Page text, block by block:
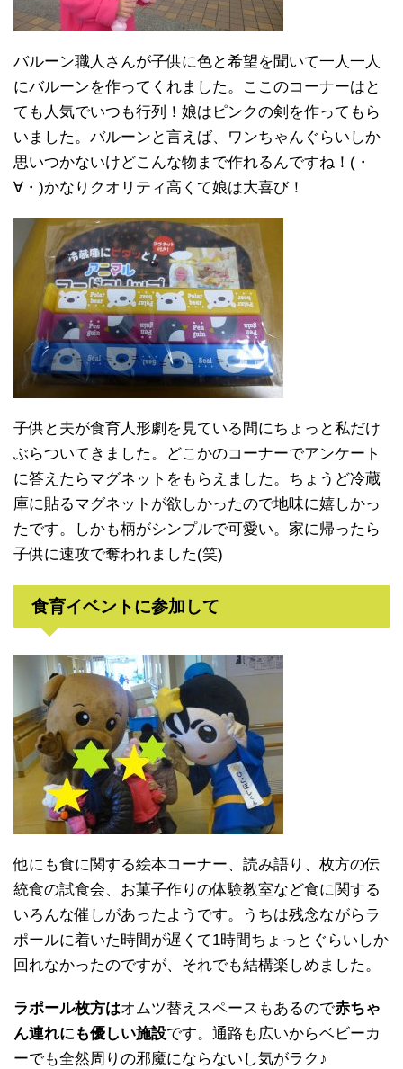
バルーン職人さんが子供に色と希望を聞いて一人一人
にバルーンを作ってくれました。ここのコーナーはと
ても人気でいつも行列！娘はピンクの剣を作ってもら
いました。バルーンと言えば、ワンちゃんぐらいしか
思いつかないけどこんな物まで作れるんですね！(・
∀・)かなりクオリティ高くて娘は大喜び！
子供と夫が食育人形劇を見ている間にちょっと私だけ
ぶらついてきました。どこかのコーナーでアンケート
に答えたらマグネットをもらえました。ちょうど冷蔵
庫に貼るマグネットが欲しかったので地味に嬉しかっ
たです。しかも柄がシンプルで可愛い。家に帰ったら
子供に速攻で奪われました(笑)
食育イベントに参加して
他にも食に関する絵本コーナー、読み語り、枚方の伝
統食の試食会、お菓子作りの体験教室など食に関する
いろんな催しがあったようです。うちは残念ながらラ
ポールに着いた時間が遅くて1時間ちょっとぐらいしか
回れなかったのですが、それでも結構楽しめました。
ラポール枚方はオムツ替えスペースもあるので赤ちゃ
ん連れにも優しい施設です。通路も広いからベビーカ
ーでも全然周りの邪魔にならないし気がラク♪